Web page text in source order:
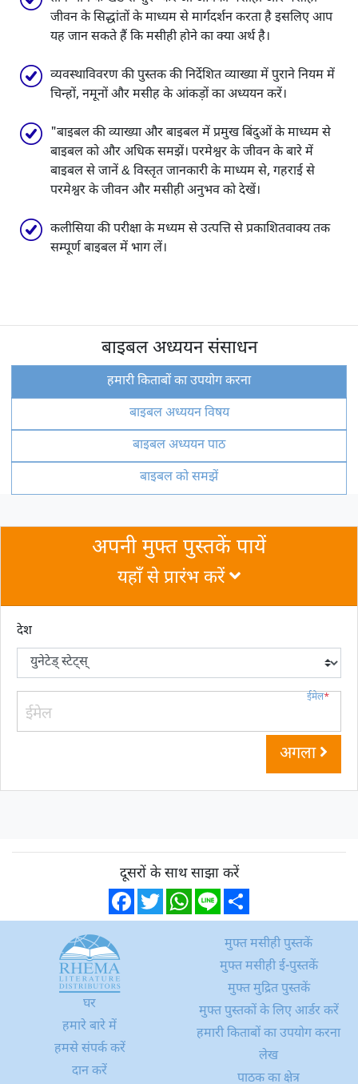
जीवन के सिद्धांतों के माध्यम से मार्गदर्शन करता है इसलिए आप
यह जान सकते हैं कि मसीही होने का क्या अर्थ है।
व्यवस्थाविवरण की पुस्तक की निर्देशित व्याख्या में पुराने नियम में
चिन्हों, नमूनों और मसीह के आंकड़ों का अध्ययन करें।
"बाइबल की व्याख्या और बाइबल में प्रमुख बिंदुओं के माध्यम से
बाइबल को और अधिक समझें। परमेश्वर के जीवन के बारे में
बाइबल से जानें & विस्तृत जानकारी के माध्यम से, गहराई से
परमेश्वर के जीवन और मसीही अनुभव को देखें।
कलीसिया की परीक्षा के मध्यम से उत्पत्ति से प्रकाशितवाक्य तक
सम्पूर्ण बाइबल में भाग लें।
बाइबल अध्ययन संसाधन
हमारी किताबों का उपयोग करना
बाइबल अध्ययन विषय
बाइबल अध्ययन पाठ
बाइबल को समझें
अपनी मुफ्त पुस्तकें पायें
यहाँ से प्रारंभ करें
देश
ईमेल*
अगला
दूसरों के साथ साझा करें
Facebook
TwitterWhatsApp
Line
घर
हमारे बारे में
हमसे संपर्क करें
दान करें
मुफ्त मसीही पुस्तकें
मुफ्त मसीही ई-पुस्तकें
मुफ्त मुद्रित पुस्तकें
मुफ्त पुस्तकों के लिए आर्डर करें
हमारी किताबों का उपयोग करना
लेख
पाठक का क्षेत्र